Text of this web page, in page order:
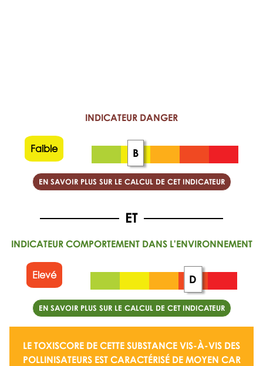
INDICATEUR DANGER
Faible B
EN SAVOIR PLUS SUR LE CALCUL DE CET INDICATEUR
INDICATEUR COMPORTEMENT DANS L'ENVIRONNEMENT
Elevé D
EN SAVOIR PLUS SUR LE CALCUL DE CET INDICATEUR
LE TOXISCORE DE CETTE SUBSTANCE VIS-À-VIS DES
POLLINISATEURS EST CARACTÉRISÉ DE MOYEN CAR